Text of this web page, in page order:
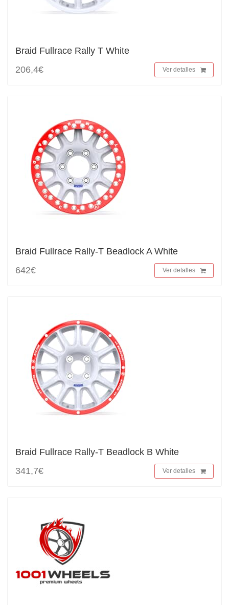
Braid Fullrace Rally T White
206,4€
Ver detalles
Braid Fullrace Rally-T Beadlock A White
642€
Ver detalles
Braid Fullrace Rally-T Beadlock B White
341,7€
Ver detalles